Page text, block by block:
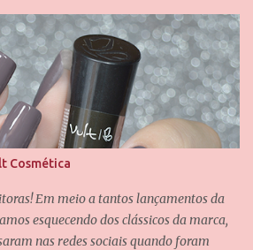
Cosmética
Em meio a tantos lançamentos da
esquecendo dos clássicos da marca,
nas redes sociais quando foram